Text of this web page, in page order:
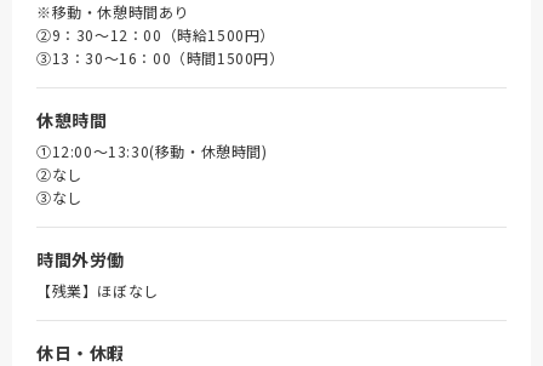
※移動・休憩時間あり
➁9：30～12：00（時給1500円）
③13：30～16：00（時間1500円）
休憩時間
①12:00～13:30(移動・休憩時間)
➁なし
③なし
時間外労働
【残業】ほぼなし
休日・休暇